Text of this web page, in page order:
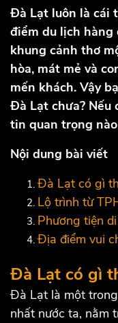
Đà Lạt luôn là cái
điểm du lịch hàng
khung cảnh thơ
hòa, mát mẻ và
mến khách. Vậy
Đà Lạt chưa? Nếu
tin quan trọng
Nội dung bài viết
Đà Lạt có gì
Lộ trình từ
Phương tiện
Địa điểm vui
Đà Lạt có gì
Đà Lạt là một
nhất nước ta, nằm